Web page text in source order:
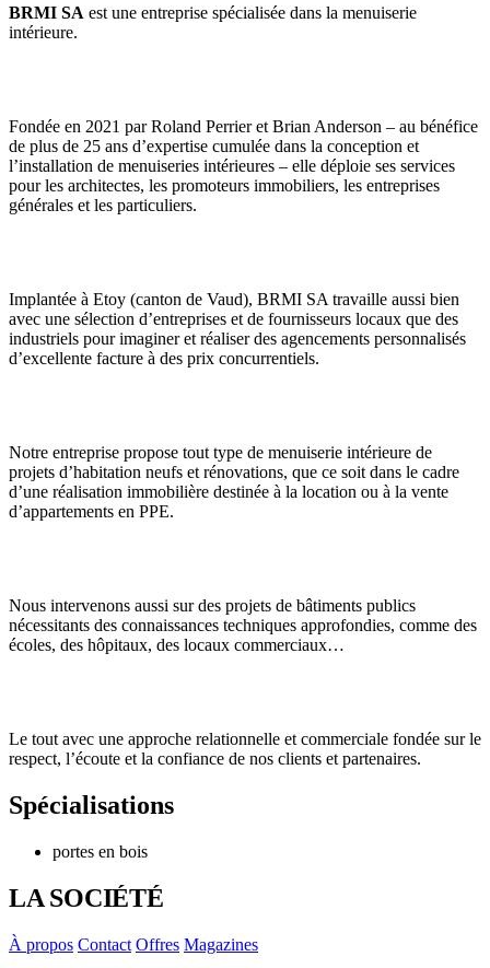
BRMI SA est une entreprise spécialisée dans la menuiserie
intérieure.
Fondée en 2021 par Roland Perrier et Brian Anderson – au bénéfice
de plus de 25 ans d’expertise cumulée dans la conception et
l’installation de menuiseries intérieures – elle déploie ses services
pour les architectes, les promoteurs immobiliers, les entreprises
générales et les particuliers.
Implantée à Etoy (canton de Vaud), BRMI SA travaille aussi bien
avec une sélection d’entreprises et de fournisseurs locaux que des
industriels pour imaginer et réaliser des agencements personnalisés
d’excellente facture à des prix concurrentiels.
Notre entreprise propose tout type de menuiserie intérieure de
projets d’habitation neufs et rénovations, que ce soit dans le cadre
d’une réalisation immobilière destinée à la location ou à la vente
d’appartements en PPE.
Nous intervenons aussi sur des projets de bâtiments publics
nécessitants des connaissances techniques approfondies, comme des
écoles, des hôpitaux, des locaux commerciaux…
Le tout avec une approche relationnelle et commerciale fondée sur le
respect, l’écoute et la confiance de nos clients et partenaires.
Spécialisations
portes en bois
LA SOCIÉTÉ
À propos Contact Offres Magazines